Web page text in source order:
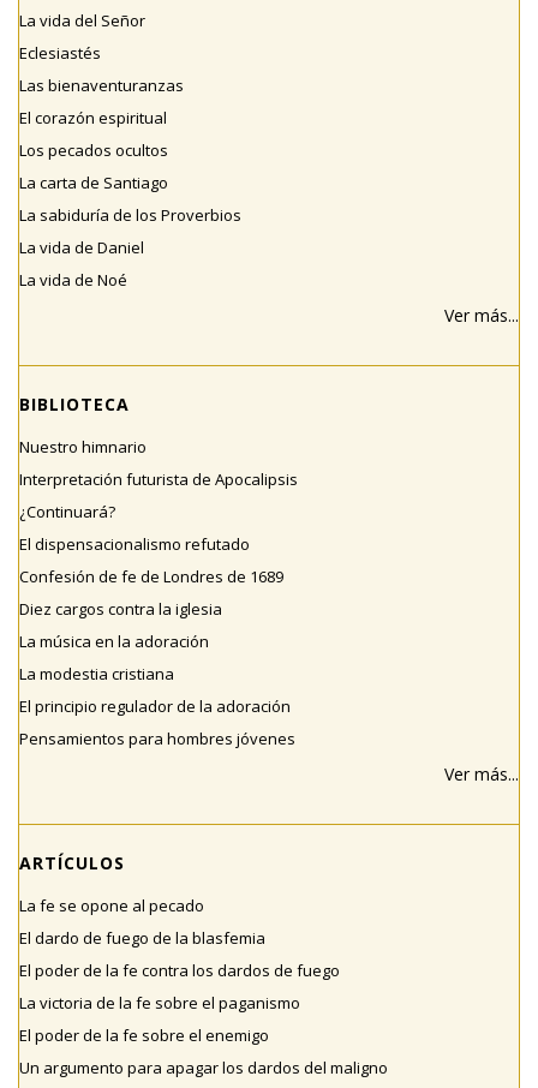
La vida del Señor
Eclesiastés
Las bienaventuranzas
El corazón espiritual
Los pecados ocultos
La carta de Santiago
La sabiduría de los Proverbios
La vida de Daniel
La vida de Noé
Ver más...
BIBLIOTECA
Nuestro himnario
Interpretación futurista de Apocalipsis
¿Continuará?
El dispensacionalismo refutado
Confesión de fe de Londres de 1689
Diez cargos contra la iglesia
La música en la adoración
La modestia cristiana
El principio regulador de la adoración
Pensamientos para hombres jóvenes
Ver más...
ARTÍCULOS
La fe se opone al pecado
El dardo de fuego de la blasfemia
El poder de la fe contra los dardos de fuego
La victoria de la fe sobre el paganismo
El poder de la fe sobre el enemigo
Un argumento para apagar los dardos del maligno